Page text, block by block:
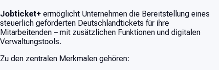
Jobticket+ ermöglicht Unternehmen die Bereitstellung eines
steuerlich geförderten Deutschlandtickets für ihre
Mitarbeitenden – mit zusätzlichen Funktionen und digitalen
Verwaltungstools.
Zu den zentralen Merkmalen gehören: